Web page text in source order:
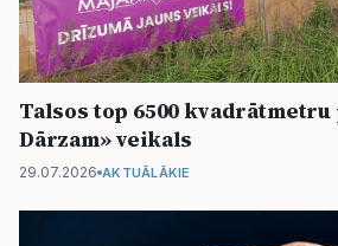
Talsos top 6500 kvadrātmetru
Dārzam» veikals
29.07.2026 AKTUĀLĀKIE